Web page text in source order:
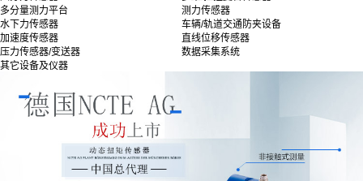
多分量测力平台
测力传感器
水下力传感器
车辆/轨道交通防夹设备
加速度传感器
直线位移传感器
压力传感器/变送器
数据采集系统
其它设备及仪器